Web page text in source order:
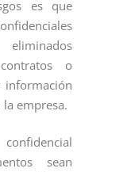
es que
o
información
empresa.
sean